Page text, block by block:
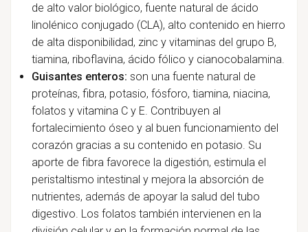
de alto valor biológico, fuente natural de ácido
linolénico conjugado (CLA), alto contenido en hierro
de alta disponibilidad, zinc y vitaminas del grupo B,
tiamina, riboflavina, ácido fólico y cianocobalamina.
Guisantes enteros: son una fuente natural de
proteínas, fibra, potasio, fósforo, tiamina, niacina,
folatos y vitamina C y E. Contribuyen al
fortalecimiento óseo y al buen funcionamiento del
corazón gracias a su contenido en potasio. Su
aporte de fibra favorece la digestión, estimula el
peristaltismo intestinal y mejora la absorción de
nutrientes, además de apoyar la salud del tubo
digestivo. Los folatos también intervienen en la